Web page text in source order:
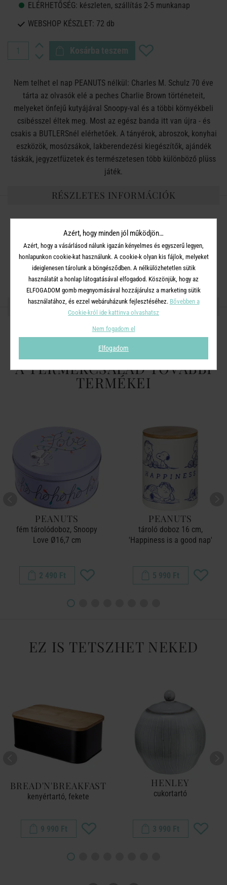
ELÉRHETŐSÉG: készleten, szállítás 2-5 munkanap
WEBSHOP KÉSZLET: 72 db
Kosárba teszem
Nem telhet el nap PEANUTS nélkül: Charles M. Schulz 70 éve
tárta az olvasók elé a peches Charlie Brown történeteit,
melyeket önfejű kutyájával Snoopy-val és a többi környékbeli
csibésszel éltek meg. Most az egész banda itt van újra - és
csakis a BUTLERSnél elérhetőek. A tányérok, abroszok, konyhai
eszközök, mosózsákok, lakberendezési kiegészítők, ajándék
táskák, jegyzetfüzetek és természetesen több különböző plüss
játék.
RÉSZLETES INFORMÁCIÓK
Anyag: Melamin
Mosogatógépben mosható.
OSZD MEG MÁSOKKAL!
A TERMÉKCSALÁD TOVÁBBI
TERMÉKEI
PEANUTS
fém tárolódoboz, Snoopy
Love Ø16,7 cm
2 490 Ft
PEANUTS
tároló doboz 16 cm,
'Happiness is a good nap'
5 990 Ft
EZ IS TETSZHET NEKED
BREAD'N'BREAKFAST
kenyértartó, fekete
9 990 Ft
HENLEY
cukortartó
3 990 Ft
Azért, hogy minden jól működjön…
Azért, hogy a vásárlásod nálunk igazán kényelmes és egyszerű legyen,
honlapunkon cookie-kat használunk. A cookie-k olyan kis fájlok, melyeket
ideiglenesen tárolunk a böngésződben. A nélkülözhetetlen sütik
használatát a honlap látogatásával elfogadod. Köszönjük, hogy az
ELFOGADOM gomb megnyomásával hozzájárulsz a marketing sütik
használatához, és ezzel webáruházunk fejlesztéséhez. Bővebben a
Cookie-król ide kattinva olvashatsz
Nem fogadom el
Elfogadom